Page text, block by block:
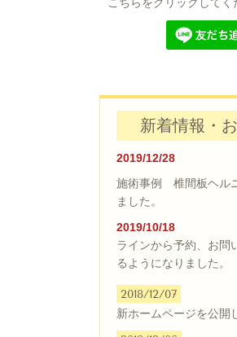
こちらをクリックしてく
新着情報・
2019/12/28
施術事例 椎間板ヘル
ました。
2019/10/18
ラインから予約、お問
るようになりました。
2018/12/07
新ホームページを公開